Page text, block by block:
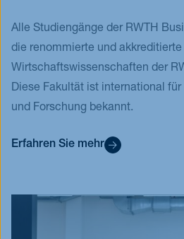
Alle Studiengänge der RWTH
die renommierte und
Wirtschaftswissenschaften der
Diese Fakultät ist international
und Forschung bekannt.
Erfahren Sie mehr